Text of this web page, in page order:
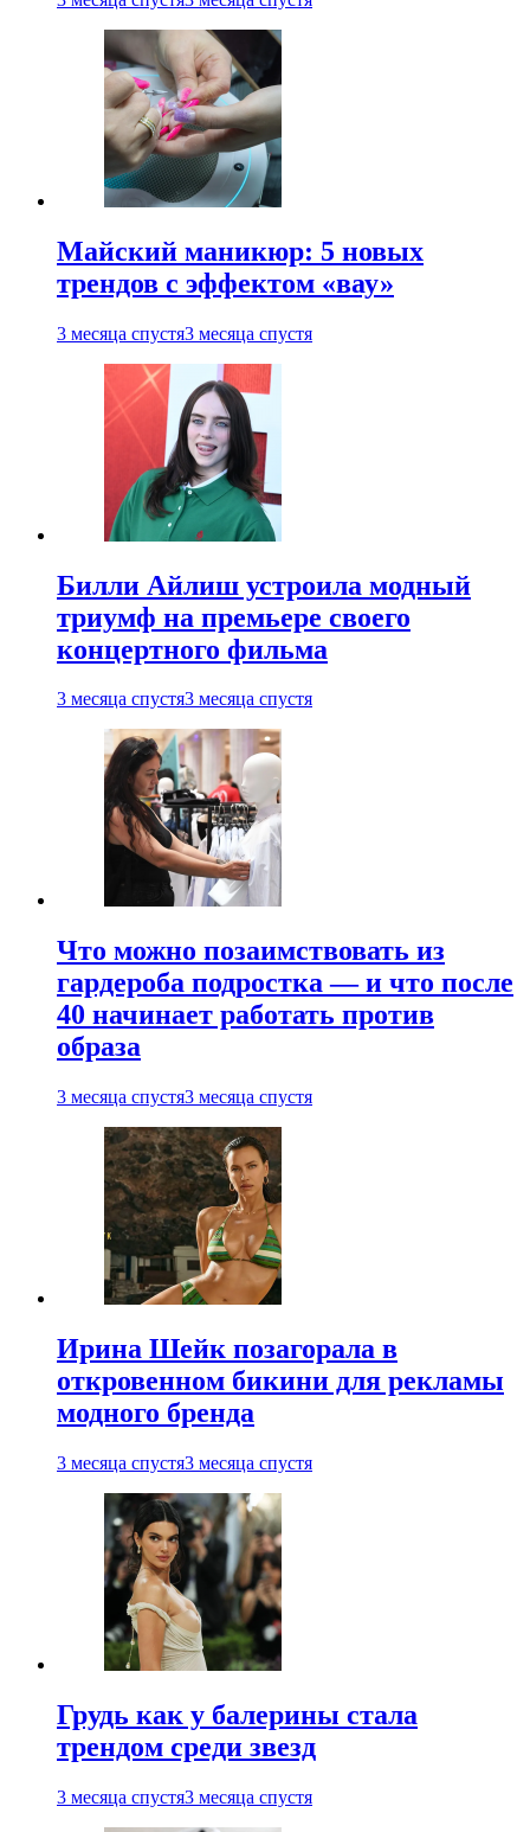
Майский маникюр: 5 новых
трендов с эффектом «вау»
3 месяца спустя3 месяца спустя
Билли Айлиш устроила модный
триумф на премьере своего
концертного фильма
3 месяца спустя3 месяца спустя
Что можно позаимствовать из
гардероба подростка — и что после
40 начинает работать против
образа
3 месяца спустя3 месяца спустя
Ирина Шейк позагорала в
откровенном бикини для рекламы
модного бренда
3 месяца спустя3 месяца спустя
Грудь как у балерины стала
трендом среди звезд
3 месяца спустя3 месяца спустя